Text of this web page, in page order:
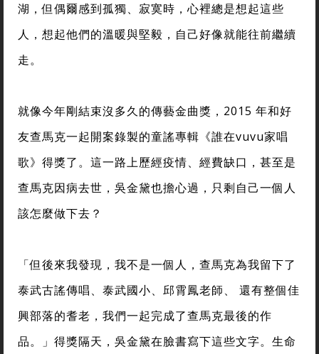
湖，但偶爾感到孤獨、寂寞時，心裡總是想起這些
人，想起他們的溫暖與堅毅，自己好像就能往前繼續
走。
就像今年剛結束沒多久的傳藝金曲獎，2015 年和好
友查馬克一起開案錄製的童謠專輯《誰在vuvu家唱
歌》得獎了。這一路上歷經疫情、經費缺口，甚至是
查馬克因病去世，吳金黛也擔心過，只剩自己一個人
該怎麼做下去？
「但後來我發現，我不是一個人，查馬克為我留下了
泰武古謠傳唱、泰武國小、邱霄鳳老師、 還有整個佳
興部落的耆老，我們一起完成了查馬克最後的作
品。」得獎隔天，吳金黛在臉書寫下這些文字。生命